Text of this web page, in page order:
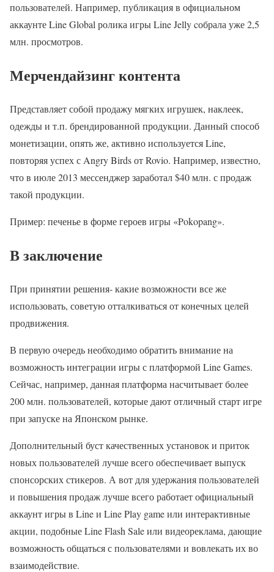
пользователей. Например, публикация в официальном
аккаунте Line Global ролика игры Line Jelly cобрала уже 2,5
млн. просмотров.
Мерчендайзинг контента
Представляет собой продажу мягких игрушек, наклеек,
одежды и т.п. брендированной продукции. Данный способ
монетизации, опять же, активно используется Line,
повторяя успех с Angry Birds от Rovio. Например, известно,
что в июле 2013 мессенджер заработал $40 млн. с продаж
такой продукции.
Пример: печенье в форме героев игры «Pokopang».
В заключение
При принятии решения- какие возможности все же
использовать, советую отталкиваться от конечных целей
продвижения.
В первую очередь необходимо обратить внимание на
возможность интеграции игры с платформой Line Games.
Сейчас, например, данная платформа насчитывает более
200 млн. пользователей, которые дают отличный старт игре
при запуске на Японском рынке.
Дополнительный буст качественных установок и приток
новых пользователей лучше всего обеспечивает выпуск
спонсорских стикеров. А вот для удержания пользователей
и повышения продаж лучше всего работает официальный
аккаунт игры в Line и Line Play game или интерактивные
акции, подобные Line Flash Sale или видеореклама, дающие
возможность общаться с пользователями и вовлекать их во
взаимодействие.